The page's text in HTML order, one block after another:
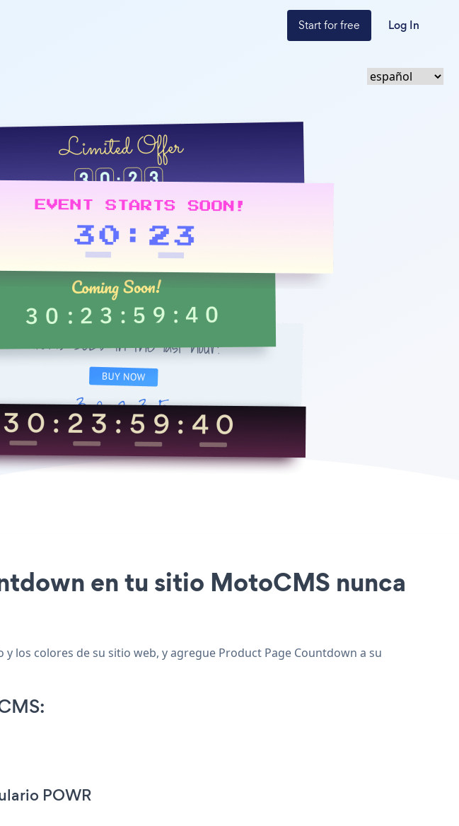
Start for free Log In
en tu sitio MotoCMS nunca
los colores de su sitio web, y agregue Product Page Countdown a su
POWR